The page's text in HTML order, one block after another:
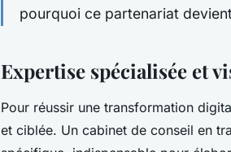
pourquoi ce partenariat
Expertise spécialisée et
Pour réussir une transformation
et ciblée. Un cabinet de conseil en